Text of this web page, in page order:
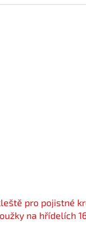
pro pojistné
na hřídelích